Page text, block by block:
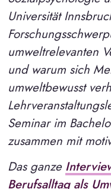
Universität
umweltrelevanten
und warum sich
umweltbewusst
Seminar im
zusammen mit
Das ganze
Berufsalltag als